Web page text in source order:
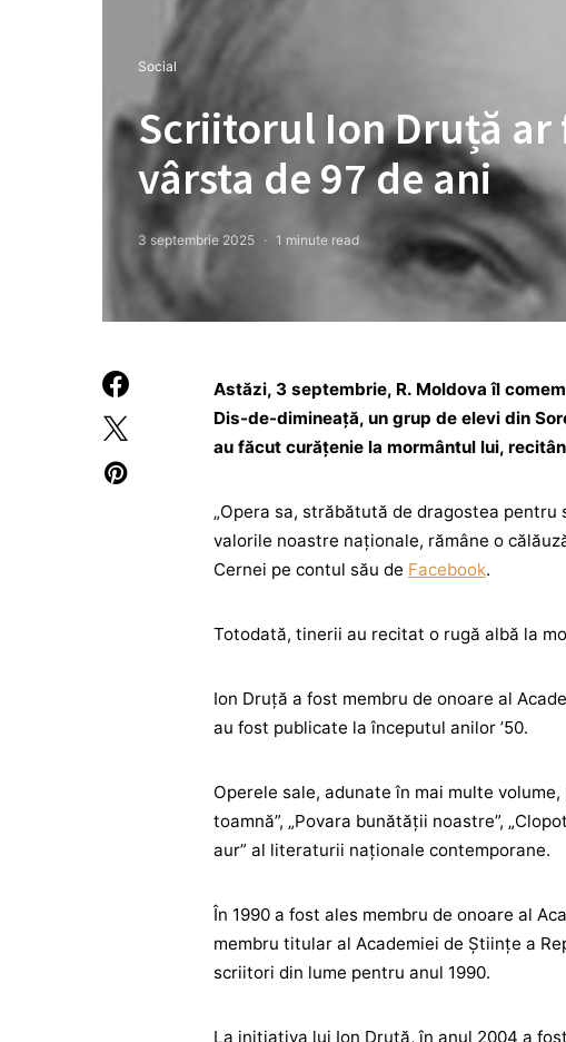
Social
Scriitorul Ion Druță
vârsta de 97 de ani
3 septembrie 2025 1 minute read
Astăzi, 3 septembrie, R. Moldova îl
Dis-de-dimineață, un grup de elevi din
au făcut curățenie la mormântul lui,
„Opera sa, străbătută de dragostea
valorile noastre naționale, rămâne o
Cernei pe contul său de Facebook.
Totodată, tinerii au recitat o rugă albă la
Ion Druță a fost membru de onoare al
au fost publicate la începutul anilor ’50.
Operele sale, adunate în mai multe
toamnă”, „Povara bunătății noastre”,
aur” al literaturii naționale contemporane.
În 1990 a fost ales membru de onoare al
membru titular al Academiei de Științe a
scriitori din lume pentru anul 1990.
La inițiativa lui Ion Druță, în anul 2004 a